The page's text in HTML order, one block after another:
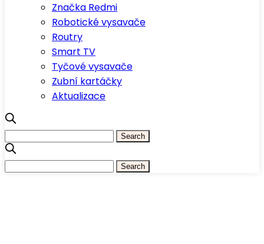
Značka Redmi
Robotické vysavače
Routry
Smart TV
Tyčové vysavače
Zubní kartáčky
Aktualizace